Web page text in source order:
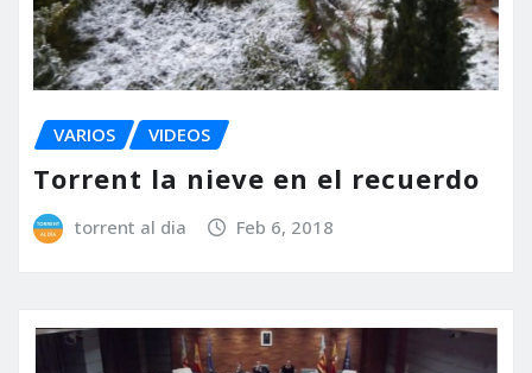
VARIOS VIDEOS
Torrent la nieve en el recuerdo
torrent al dia Feb 6, 2018